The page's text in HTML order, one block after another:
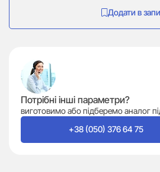
Додати в
Потрібні інші параметри?
виготовимо або підберемо аналог
+38 (050) 376 64 75